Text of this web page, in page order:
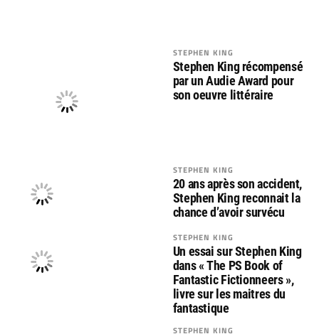
STEPHEN KING
Stephen King récompensé
par un Audie Award pour
son oeuvre littéraire
STEPHEN KING
20 ans après son accident,
Stephen King reconnait la
chance d’avoir survécu
STEPHEN KING
Un essai sur Stephen King
dans « The PS Book of
Fantastic Fictionneers »,
livre sur les maitres du
fantastique
STEPHEN KING